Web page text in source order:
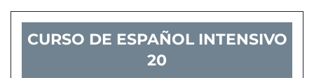
CURSO DE ESPAÑOL INTENSIVO
20